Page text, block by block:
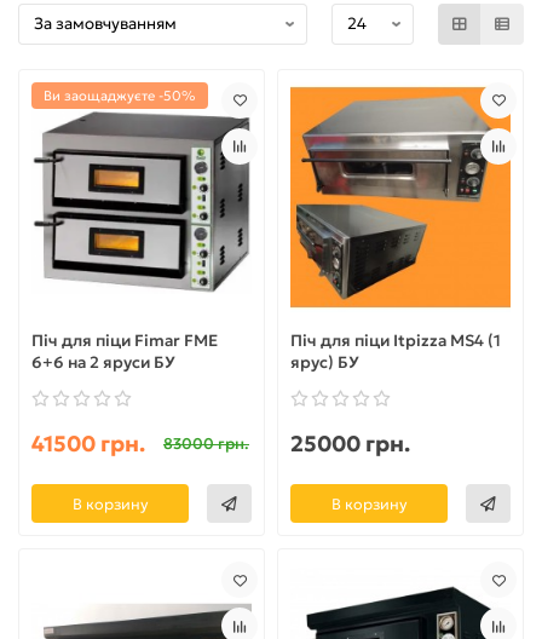
Ви заощаджуєте -50%
Піч для піци Fimar FME
6+6 на 2 яруси БУ
41500 грн. 83000 грн.
В корзину
Піч для піци Itpizza MS4 (1
ярус) БУ
25000 грн.
В корзину